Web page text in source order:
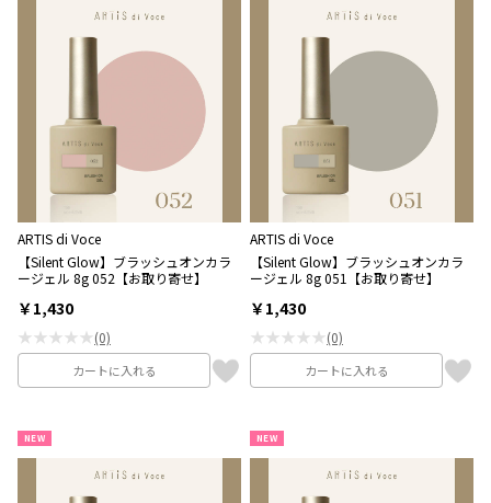
ARTIS di Voce
【Silent Glow】ブラッシュオンカラ
ージェル 8g 052【お取り寄せ】
￥1,430
★★★★★(0)
カートに入れる
ARTIS di Voce
【Silent Glow】ブラッシュオンカラ
ージェル 8g 051【お取り寄せ】
￥1,430
★★★★★(0)
カートに入れる
NEW NEW